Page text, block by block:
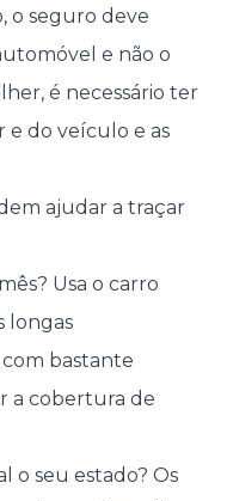
o seguro deve
e não o
é necessário ter
do veículo e as
ajudar a traçar
Usa o carro
longas
bastante
a cobertura de
o seu estado? Os